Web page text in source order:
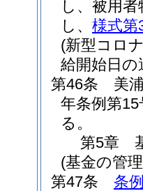
し、被用
し、 様式第
(新型コロ
給開始日の
第46条
美
年条例第15
る。
第5章
(基金の管
第47条
条